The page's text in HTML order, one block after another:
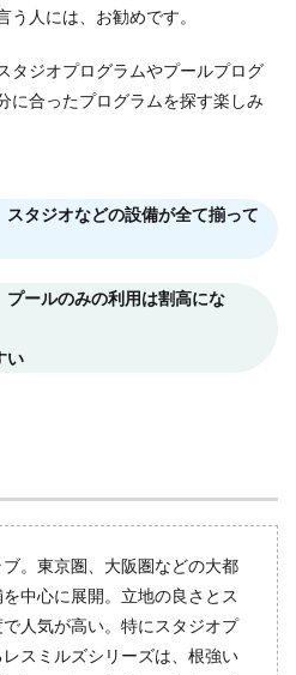
人には、お勧めです。
タジオプログラムやプールプログ
に合ったプログラムを探す楽しみ
スタジオなどの設備が全て揃って
プールのみの利用は割高にな
。東京圏、大阪圏などの大都
中心に展開。立地の良さとス
人気が高い。特にスタジオプ
スミルズシリーズは、根強い